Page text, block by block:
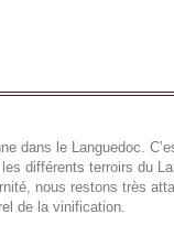
dans le Languedoc.
différents terroirs du
nous restons très
de la vinification.